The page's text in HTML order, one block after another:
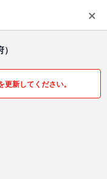
ポイントもらえる
ダウンロード アプリで開く
マイメニュー
新してください。